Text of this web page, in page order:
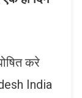
करे
India